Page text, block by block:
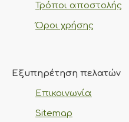
Τρόποι αποστολής
Όροι χρήσης
Εξυπηρέτηση πελατών
Επικοινωνία
Sitemap